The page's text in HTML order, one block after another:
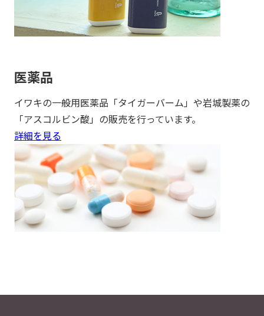
医薬品
イワキの一般用医薬品「タイガーバーム」や岩城製薬の
「アスコルビン酸」の販売を行っています。
詳細を見る